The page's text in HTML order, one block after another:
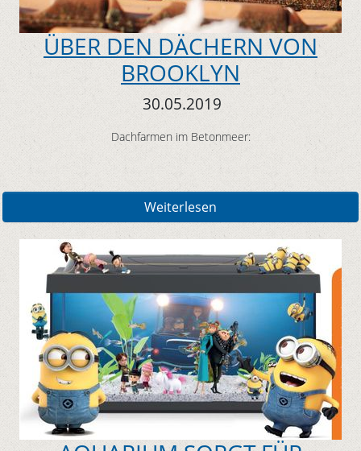
ÜBER DEN DÄCHERN VON
BROOKLYN
30.05.2019
Dachfarmen im Betonmeer:
Weiterlesen